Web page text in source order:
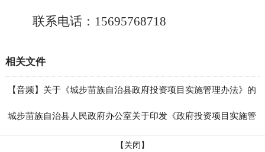
联系电话： 15695768718
相关文件
【音频】关于《城步苗族自治县政府投资项目实施管理办法》的
城步苗族自治县人民政府办公室关于印发《政府投资项目实施管
【关闭】